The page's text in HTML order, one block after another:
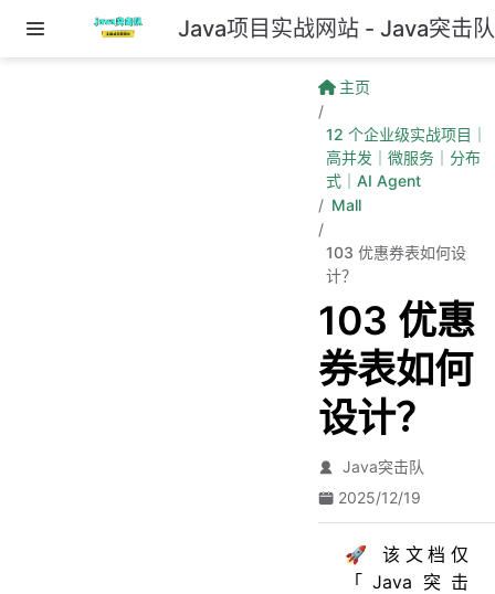
跳至主要內容 Java项目实战网站 - Java突击队
主页
12 个企业级实战项目｜
高并发｜微服务｜分布
式｜AI Agent
Mall
103 优惠券表如何设
计？
103 优惠
券表如何
设计？
Java突击队
2025/12/19
🚀 该文档仅
「Java突击